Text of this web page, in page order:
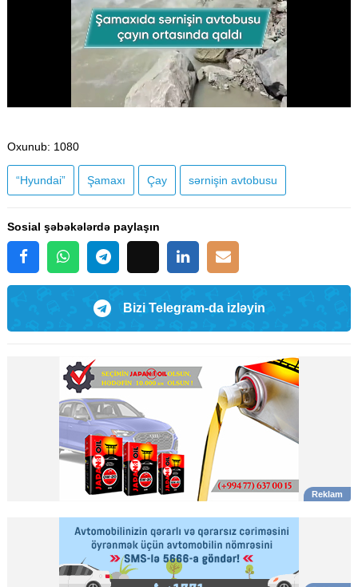
Oxunub: 1080
“Hyundai” Şamaxı Çay sərnişin avtobusu
Sosial şəbəkələrdə paylaşın
Bizi Telegram-da izləyin